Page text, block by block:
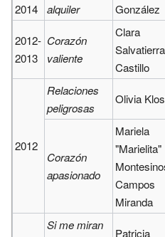
2014
alquiler
González
2012-
2013
Corazón
valiente
Clara
Castillo
2012
Relaciones
peligrosas
Olivia
Corazón
apasionado
Mariela
"Marielita"
Campos
Miranda
Si me miran
Patricia